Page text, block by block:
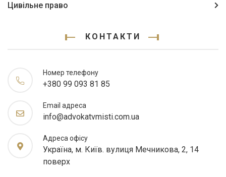
Цивільне право
КОНТАКТИ
Номер телефону
+380 99 093 81 85
Email адреса
info@advokatvmisti.com.ua
Адреса офісу
Україна, м. Київ. вулиця Мечникова, 2, 14
поверх